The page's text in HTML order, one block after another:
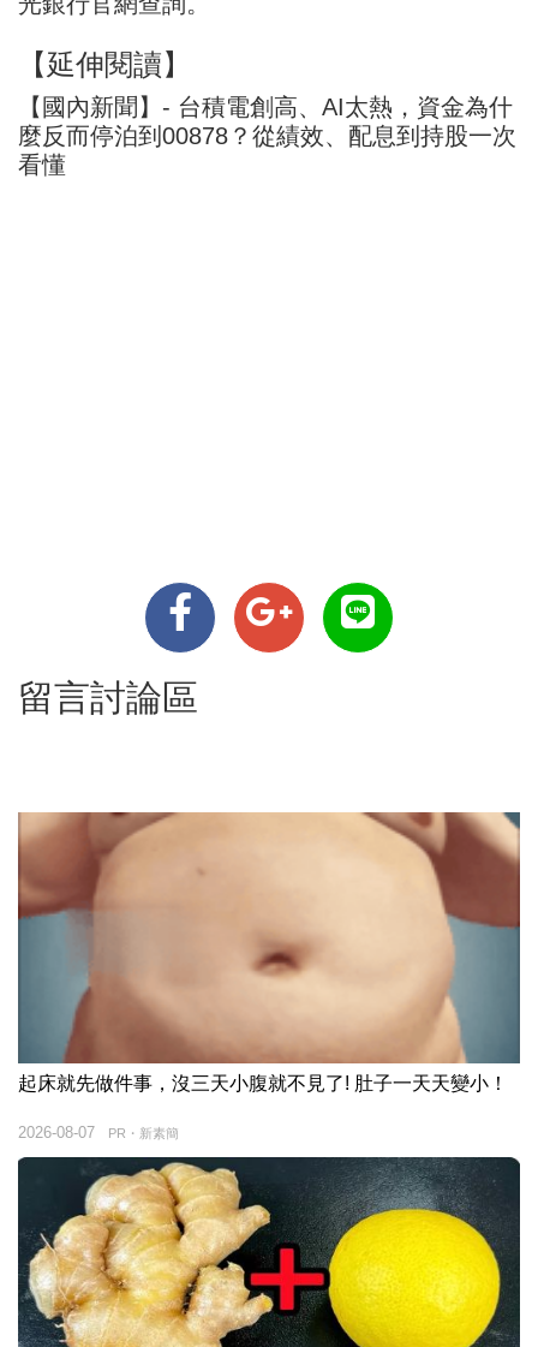
【延伸閱讀】
【國內新聞】- 台積電創高、AI太熱，資金為什
麼反而停泊到00878？從績效、配息到持股一次
看懂
留言討論區
起床就先做件事，沒三天小腹就不見了! 肚子一天天變小！
PR・新素簡
2026-08-07